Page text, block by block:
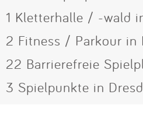
1 Kletterhalle / -wald
2 Fitness / Parkour in
22 Barrierefreie
3 Spielpunkte in